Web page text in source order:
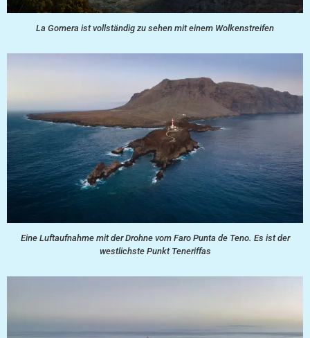
La Gomera ist vollständig zu sehen mit einem Wolkenstreifen
Eine Luftaufnahme mit der Drohne vom Faro Punta de Teno. Es ist der
westlichste Punkt Teneriffas